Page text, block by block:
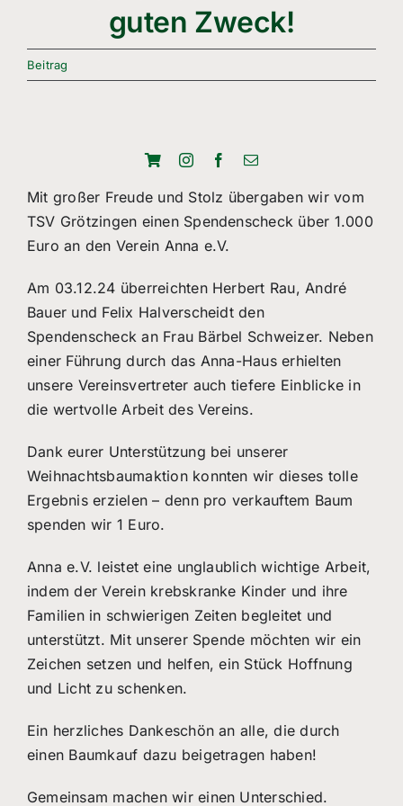
Freizeitsport
Boule
Über Uns
Mitgliedschaft
guten Zweck!
Beitrag
Mit großer Freude und Stolz übergaben wir vom
TSV Grötzingen einen Spendenscheck über 1.000
Euro an den Verein Anna e.V.
Am 03.12.24 überreichten Herbert Rau, André
Bauer und Felix Halverscheidt den
Spendenscheck an Frau Bärbel Schweizer. Neben
einer Führung durch das Anna-Haus erhielten
unsere Vereinsvertreter auch tiefere Einblicke in
die wertvolle Arbeit des Vereins.
Dank eurer Unterstützung bei unserer
Weihnachtsbaumaktion konnten wir dieses tolle
Ergebnis erzielen – denn pro verkauftem Baum
spenden wir 1 Euro.
Anna e.V. leistet eine unglaublich wichtige Arbeit,
indem der Verein krebskranke Kinder und ihre
Familien in schwierigen Zeiten begleitet und
unterstützt. Mit unserer Spende möchten wir ein
Zeichen setzen und helfen, ein Stück Hoffnung
und Licht zu schenken.
Ein herzliches Dankeschön an alle, die durch
einen Baumkauf dazu beigetragen haben!
Gemeinsam machen wir einen Unterschied.